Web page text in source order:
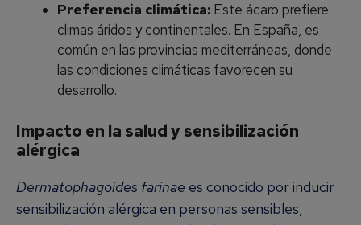
Preferencia climática: Este ácaro prefiere
climas áridos y continentales. En España, es
común en las provincias mediterráneas, donde
las condiciones climáticas favorecen su
desarrollo.
Impacto en la salud y sensibilización
alérgica
Dermatophagoides farinae es conocido por inducir
sensibilización alérgica en personas sensibles,